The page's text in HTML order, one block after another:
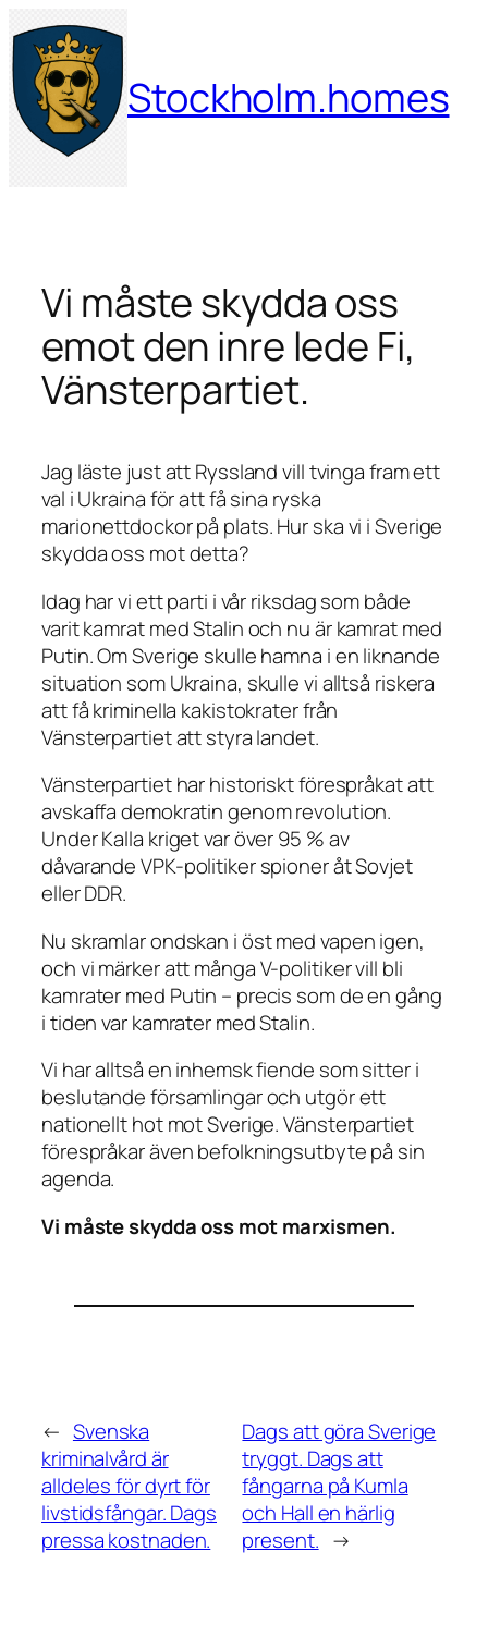
Hoppa
till
innehåll
Stockholm.homes
Vi måste skydda oss
emot den inre lede Fi,
Vänsterpartiet.
Jag läste just att Ryssland vill tvinga fram ett
val i Ukraina för att få sina ryska
marionettdockor på plats. Hur ska vi i Sverige
skydda oss mot detta?
Idag har vi ett parti i vår riksdag som både
varit kamrat med Stalin och nu är kamrat med
Putin. Om Sverige skulle hamna i en liknande
situation som Ukraina, skulle vi alltså riskera
att få kriminella kakistokrater från
Vänsterpartiet att styra landet.
Vänsterpartiet har historiskt förespråkat att
avskaffa demokratin genom revolution.
Under Kalla kriget var över 95 % av
dåvarande VPK-politiker spioner åt Sovjet
eller DDR.
Nu skramlar ondskan i öst med vapen igen,
och vi märker att många V-politiker vill bli
kamrater med Putin – precis som de en gång
i tiden var kamrater med Stalin.
Vi har alltså en inhemsk fiende som sitter i
beslutande församlingar och utgör ett
nationellt hot mot Sverige. Vänsterpartiet
förespråkar även befolkningsutbyte på sin
agenda.
Vi måste skydda oss mot marxismen.
← Svenska
kriminalvård är
alldeles för dyrt för
livstidsfångar. Dags
pressa kostnaden.
Dags att göra Sverige
tryggt. Dags att
fångarna på Kumla
och Hall en härlig
present. →